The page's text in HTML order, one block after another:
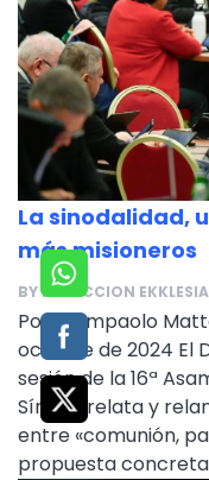
La sinodalidad,
más misioneros
BYREDACCION EKKLESIA
Por Giampaolo
octubre de 2024 El
sesión de la 16ª
Sínodo relata y
entre «comunión,
propuesta